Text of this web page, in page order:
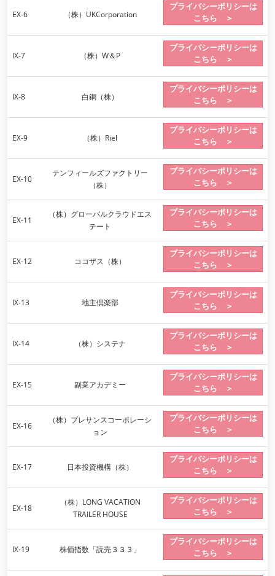
EX-6 （株）UKCorporation
プライバシーポリシーは
こちら ＞
IX-7 （株）W＆P
プライバシーポリシーは
こちら ＞
IX-8 白銅（株）
プライバシーポリシーは
こちら ＞
EX-9 （株）Riel
プライバシーポリシーは
こちら ＞
EX-10
テンフィールズファクトリー
（株）
プライバシーポリシーは
こちら ＞
EX-11
（株）グローバルクラウドエス
テート
プライバシーポリシーは
こちら ＞
EX-12 ココザス（株）
プライバシーポリシーは
こちら ＞
IX-13 地主倶楽部
プライバシーポリシーは
こちら ＞
IX-14 （株）システナ
プライバシーポリシーは
こちら ＞
EX-15 副業アカデミー
プライバシーポリシーは
こちら ＞
EX-16
（株）プレサンスコーポレーシ
ョン
プライバシーポリシーは
こちら ＞
EX-17 日本投資機構（株）
プライバシーポリシーは
こちら ＞
EX-18
（株）LONG VACATION
TRAILER HOUSE
プライバシーポリシーは
こちら ＞
IX-19 株価指数「読売３３３」
プライバシーポリシーは
こちら ＞